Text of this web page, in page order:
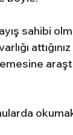
sahibi